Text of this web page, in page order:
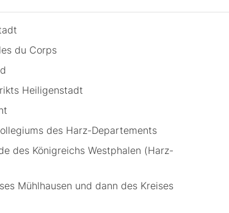
du Corps
Heiligenstadt
des Harz-Departements
des Königreichs Westphalen (Harz-
Mühlhausen und dann des Kreises